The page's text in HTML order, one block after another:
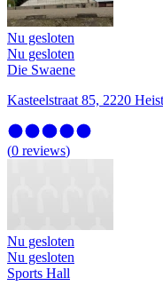
Nu gesloten
Nu gesloten
Die Swaene
Kasteelstraat 85, 2220
(0 reviews)
Nu gesloten
Nu gesloten
Sports Hall